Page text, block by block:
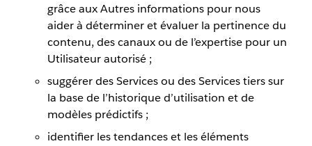
grâce aux Autres informations pour nous
aider à déterminer et évaluer la pertinence du
contenu, des canaux ou de l’expertise pour un
Utilisateur autorisé ;
suggérer des Services ou des Services tiers sur
la base de l’historique d’utilisation et de
modèles prédictifs ;
identifier les tendances et les éléments